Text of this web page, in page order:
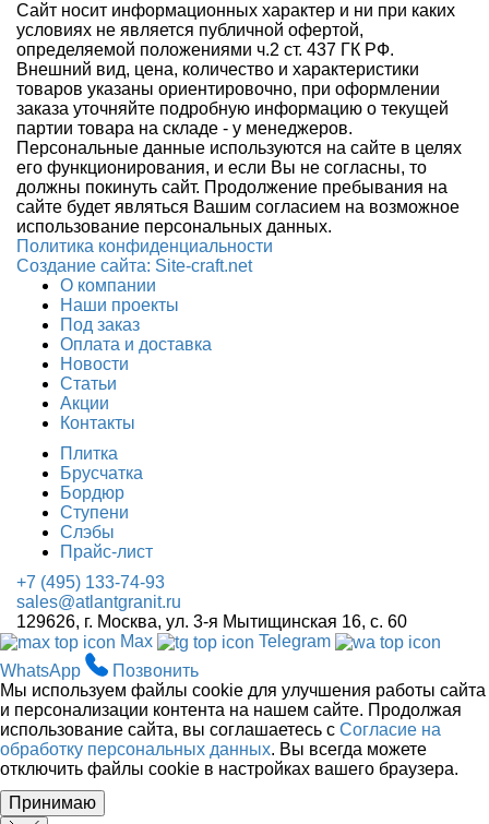
Сайт носит информационных характер и ни при каких
условиях не является публичной офертой,
определяемой положениями ч.2 ст. 437 ГК РФ.
Внешний вид, цена, количество и характеристики
товаров указаны ориентировочно, при оформлении
заказа уточняйте подробную информацию о текущей
партии товара на складе - у менеджеров.
Персональные данные используются на сайте в целях
его функционирования, и если Вы не согласны, то
должны покинуть сайт. Продолжение пребывания на
сайте будет являться Вашим согласием на возможное
использование персональных данных.
Политика конфиденциальности
Создание сайтa: Site-craft.net
О компании
Наши проекты
Под заказ
Оплата и доставка
Новости
Статьи
Акции
Контакты
Плитка
Брусчатка
Бордюр
Ступени
Слэбы
Прайс-лист
+7 (495) 133-74-93
sales@atlantgranit.ru
129626, г. Москва, ул. 3-я Мытищинская 16, с. 60
Max
Telegram
WhatsApp
Позвонить
Мы используем файлы cookie для улучшения работы сайта
и персонализации контента на нашем сайте. Продолжая
использование сайта, вы соглашаетесь с Согласие на
обработку персональных данных. Вы всегда можете
отключить файлы cookie в настройках вашего браузера.
Принимаю